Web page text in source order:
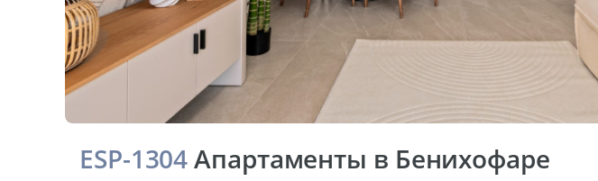
ESP-1304Апартаменты в Бенихофаре